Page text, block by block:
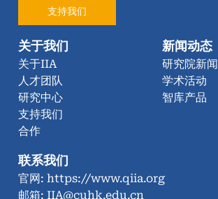
支持我们
关于我们
关于IIA
人才团队
研究中心
支持我们
合作
新闻动态
研究院新闻
学术活动
智库产品
联系我们
官网: https://www.qiia.org
邮箱: IIA@cuhk.edu.cn